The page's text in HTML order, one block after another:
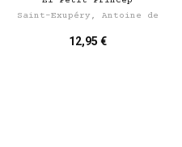
Saint-Exupéry, Antoine de
12,95 €